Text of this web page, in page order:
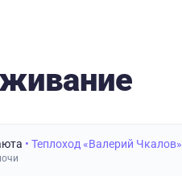
• Теплоход «Валерий Чкалов»